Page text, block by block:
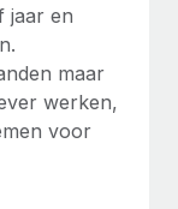
jaar en
maar
werken,
voor